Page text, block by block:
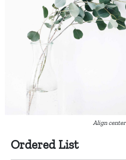
Align center
Ordered List